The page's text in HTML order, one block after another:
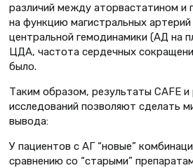
различий между аторвастатином и
на функцию магистральных
центральной гемодинамики (АД на
ЦДА, частота сердечных
было.
Таким образом, результаты CAFЕ и
исследований позволяют сделать
вывода:
У пациентов с АГ “новые”
сравнению со “старыми”